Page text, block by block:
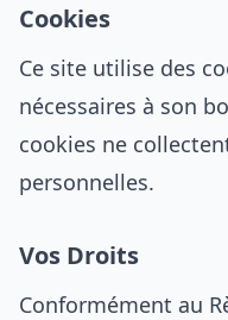
Cookies
Ce site utilise des
nécessaires à son
cookies ne
personnelles.
Vos Droits
Conformément au